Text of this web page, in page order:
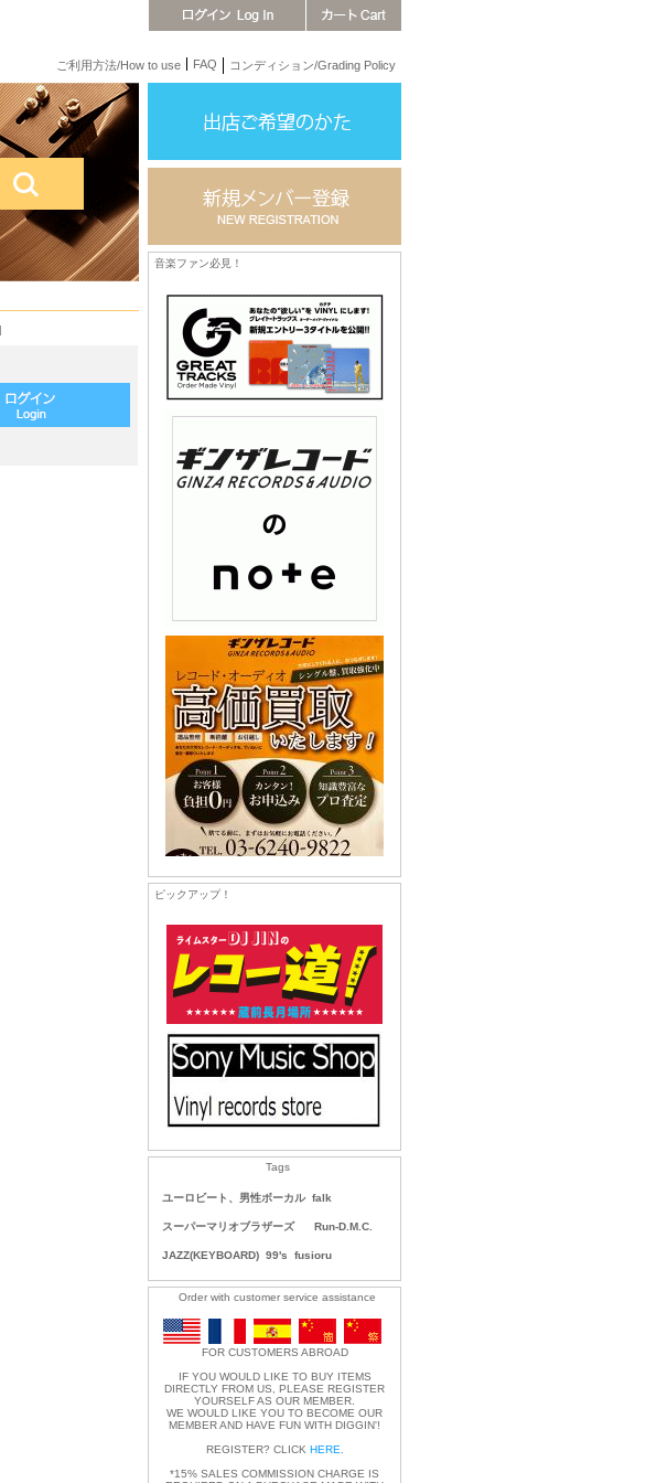
ご利用方法/How to use FAQ コンディション/Grading Policy
音楽ファン必見！
ピックアップ！
Tags
ユーロビート、男性ボーカル falk
スーパーマリオブラザーズ Run-D.M.C.
JAZZ(KEYBOARD) 99's fusioru
Order with customer service assistance
FOR CUSTOMERS ABROAD
IF YOU WOULD LIKE TO BUY ITEMS
DIRECTLY FROM US, PLEASE REGISTER
YOURSELF AS OUR MEMBER.
WE WOULD LIKE YOU TO BECOME OUR
MEMBER AND HAVE FUN WITH DIGGIN'!
REGISTER? CLICK HERE
*15% SALES COMMISSION CHARGE IS